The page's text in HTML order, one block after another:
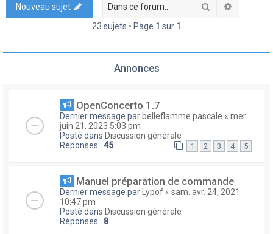
h
Nouveau sujet Rechercher
23 sujets • Page 1 sur 1
Annonces
OpenConcerto 1.7
Dernier message par belleflamme pascale « mer.
juin 21, 2023 5:03 pm
Posté dans Discussion générale
Réponses : 45 1 2 3 4 5
Manuel préparation de commande
Dernier message par Lypof « sam. avr. 24, 2021
10:47 pm
Posté dans Discussion générale
Réponses : 8